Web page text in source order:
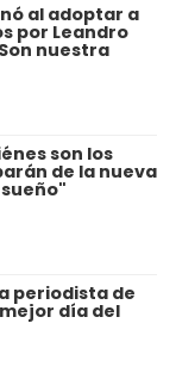
al adoptar a
por Leandro
nuestra
son los
de la nueva
periodista de
día del